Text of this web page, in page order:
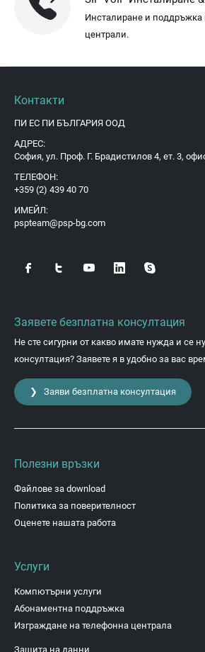
Инсталиране и поддръжка
централи.
Контакти
ПИ ЕС ПИ БЪЛГАРИЯ ООД
АДРЕС:
София, ул. Проф. Г. Брадистилов 4, ет. 3,
ТЕЛЕФОН:
+359 (2) 439 40 70
ИМЕЙЛ:
pspteam@psp-bg.com
Заявете безплатна консултация
Не сте сигурни от какво имате нужда и се
консултация? Заявете я в удобно за вас
❯ Заяви безплатна консултация
Полезни връзки
Файлове за download
Политика за поверителност
Оценете нашата работа
Услуги
Компютърни услуги
Абонаментна поддръжка
Изграждане на телефонна централа
Защита на данни